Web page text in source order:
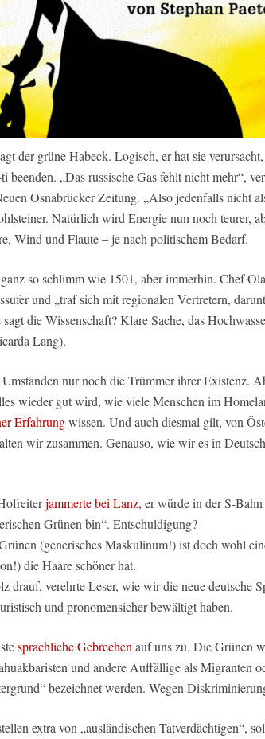
der grüne Habeck. Logisch, er hat sie
beenden. „Das russische Gas fehlt nicht mehr“,
Osnabrücker Zeitung. „Also jedenfalls nicht
Natürlich wird Energie nun noch teurer,
Wind und Flaute – je nach politischem Bedarf.
so schlimm wie 1501, aber immerhin. Chef
und „traf sich mit regionalen Vertretern,
die Wissenschaft? Klare Sache, das
Lang).
nur noch die Trümmer ihrer Existenz.
wieder gut wird, wie viele Menschen im
Erfahrungwissen. Und auch diesmal gilt, von
wir zusammen. Genauso, wie wir es in
jammerte bei Lanz, er würde in der S-
Grünen bin“. Entschuldigung?
(generisches Maskulinum!) ist doch wohl
die Haare schöner hat.
drauf, verehrte Leser, wie wir die neue deutsche
und pronomensicher bewältigt haben.
sprachliche Gebrechen auf uns zu. Die Grünen
und andere Auffällige als Migranten
bezeichnet werden. Wegen
extra von „ausländischen Tatverdächtigen“,